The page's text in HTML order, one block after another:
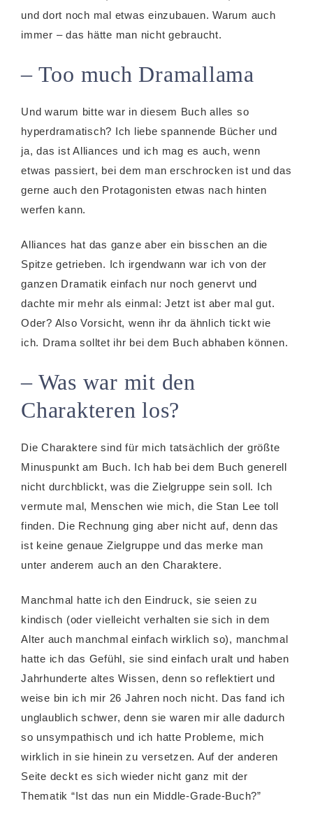
und dort noch mal etwas einzubauen. Warum auch
immer – das hätte man nicht gebraucht.
– Too much Dramallama
Und warum bitte war in diesem Buch alles so
hyperdramatisch? Ich liebe spannende Bücher und
ja, das ist Alliances und ich mag es auch, wenn
etwas passiert, bei dem man erschrocken ist und das
gerne auch den Protagonisten etwas nach hinten
werfen kann.
Alliances hat das ganze aber ein bisschen an die
Spitze getrieben. Ich irgendwann war ich von der
ganzen Dramatik einfach nur noch genervt und
dachte mir mehr als einmal: Jetzt ist aber mal gut.
Oder? Also Vorsicht, wenn ihr da ähnlich tickt wie
ich. Drama solltet ihr bei dem Buch abhaben können.
– Was war mit den
Charakteren los?
Die Charaktere sind für mich tatsächlich der größte
Minuspunkt am Buch. Ich hab bei dem Buch generell
nicht durchblickt, was die Zielgruppe sein soll. Ich
vermute mal, Menschen wie mich, die Stan Lee toll
finden. Die Rechnung ging aber nicht auf, denn das
ist keine genaue Zielgruppe und das merke man
unter anderem auch an den Charaktere.
Manchmal hatte ich den Eindruck, sie seien zu
kindisch (oder vielleicht verhalten sie sich in dem
Alter auch manchmal einfach wirklich so), manchmal
hatte ich das Gefühl, sie sind einfach uralt und haben
Jahrhunderte altes Wissen, denn so reflektiert und
weise bin ich mir 26 Jahren noch nicht. Das fand ich
unglaublich schwer, denn sie waren mir alle dadurch
so unsympathisch und ich hatte Probleme, mich
wirklich in sie hinein zu versetzen. Auf der anderen
Seite deckt es sich wieder nicht ganz mit der
Thematik “Ist das nun ein Middle-Grade-Buch?”